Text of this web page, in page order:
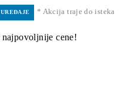
* Akcija traje do isteka
cene!